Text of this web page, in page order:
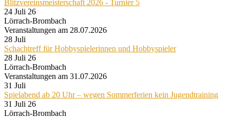
Blitzvereinsmeisterschaft 2026 - Turnier 5
24 Juli 26
Lörrach-Brombach
Veranstaltungen am 28.07.2026
28 Juli
Schachtreff für Hobbyspielerinnen und Hobbyspieler
28 Juli 26
Lörrach-Brombach
Veranstaltungen am 31.07.2026
31 Juli
Spielabend ab 20 Uhr – wegen Sommerferien kein Jugendtraining
31 Juli 26
Lörrach-Brombach